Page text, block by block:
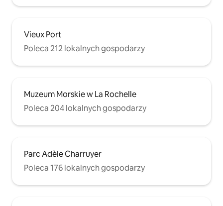
Vieux Port
Poleca 212 lokalnych gospodarzy
Muzeum Morskie w La Rochelle
Poleca 204 lokalnych gospodarzy
Parc Adèle Charruyer
Poleca 176 lokalnych gospodarzy